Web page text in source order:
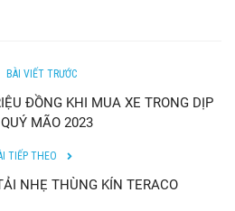
BÀI VIẾT TRƯỚC
ĐỒNG KHI MUA XE TRONG DỊP
MÃO 2023
TIẾP THEO
NHẸ THÙNG KÍN TERACO